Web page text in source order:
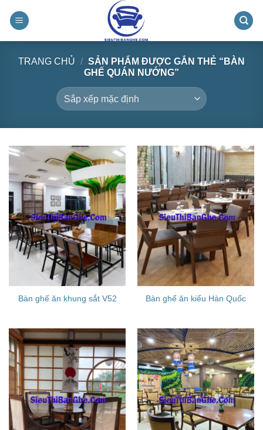
đến
TRANG CHỦ / SẢN PHẨM ĐƯỢC GẮN THẺ “BÀN
GHẾ QUÁN NƯỚNG”
Bàn ghế ăn khung sắt V52 Bàn ghế ăn kiểu Hàn Quốc